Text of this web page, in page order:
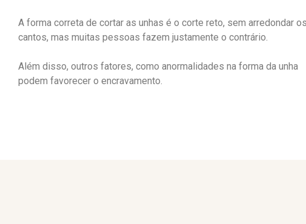
A forma correta de cortar as unhas é o corte reto, sem arredondar os
cantos, mas muitas pessoas fazem justamente o contrário.
Além disso, outros fatores, como anormalidades na forma da unha
podem favorecer o encravamento.